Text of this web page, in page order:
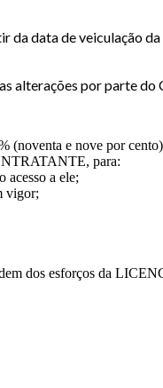
da data de veiculação da
alterações por parte
e nove por
para:
acesso a ele;
vigor;
dos esforços da